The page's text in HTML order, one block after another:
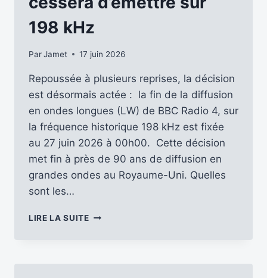
LES
DE
RADIO
198 kHz
ParJamet 17 juin 2026
Repoussée à plusieurs reprises, la décision
est désormais actée : la fin de la diffusion
en ondes longues (LW) de BBC Radio 4, sur
la fréquence historique 198 kHz est fixée
au 27 juin 2026 à 00h00. Cette décision
met fin à près de 90 ans de diffusion en
grandes ondes au Royaume-Uni. Quelles
sont les…
LIRE LA SUITELE